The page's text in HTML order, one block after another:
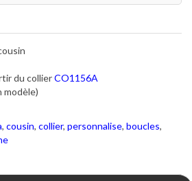
du collierCO1156A
modèle)
, cousin, collier, personnalise, boucles,